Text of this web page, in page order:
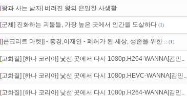
[왕과 사는 남자] 버려진 왕의 은밀한 사생활
[군체] 진화하는 괴물들, 가장 높은 곳에서 인간을 도살하다 (1)
[[콘크리트 마켓]] - 홍경,이재인 - 폐허가 된 세상, 생존을 위한 .. (1)
[고화질] [하나 코리아] 낯선 곳에서 다시 1080p.H264-WANNA[김민..
[고화질] [하나 코리아] 낯선 곳에서 다시 1080p.HEVC-WANNA[김민..
[고화질] [하나 코리아] 낯선 곳에서 다시 1080p.H264-WANNA[김민..